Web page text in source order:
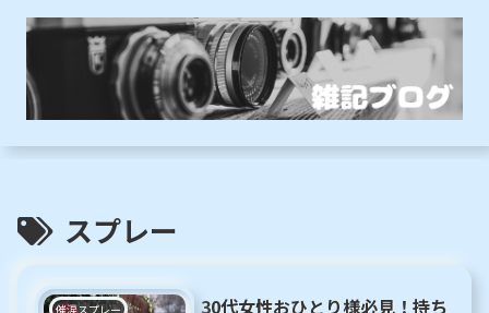
スプレー
催涙スプレー
30代女性おひとり様必見！持ち